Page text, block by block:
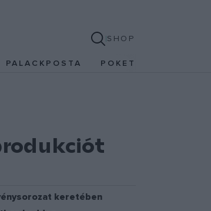
SHOP
PALACKPOSTA POKET
keretében